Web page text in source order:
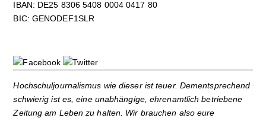
IBAN: DE25 8306 5408 0004 0417 80
BIC: GENODEF1SLR
Hochschuljournalismus wie dieser ist teuer. Dementsprechend
schwierig ist es, eine unabhängige, ehrenamtlich betriebene
Zeitung am Leben zu halten. Wir brauchen also eure